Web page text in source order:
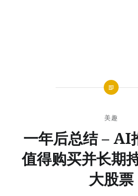
美趣
一年后总结 – AI
值得购买并长期
大股票